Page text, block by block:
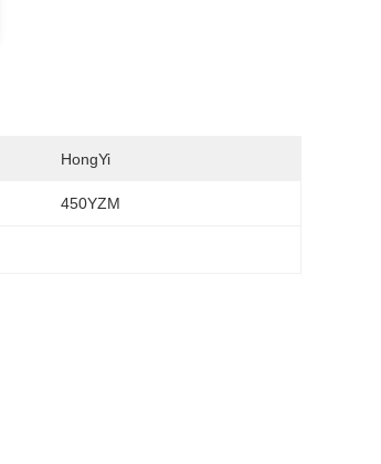
HongYi
450YZM